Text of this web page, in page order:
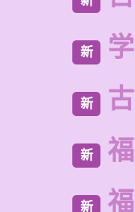
新
新
新
新